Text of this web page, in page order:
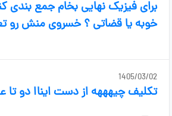
برای فیزیک نهایی بخام جمع
خوبه یا قضاتی ؟ خسروی منش رو
1405/03/02
تکلیف چیهههه از دست ایناا دو تا